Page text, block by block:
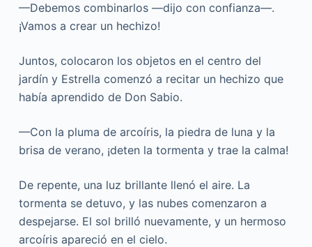
—Debemos combinarlos —dijo con confianza—.
¡Vamos a crear un hechizo!
Juntos, colocaron los objetos en el centro del
jardín y Estrella comenzó a recitar un hechizo que
había aprendido de Don Sabio.
—Con la pluma de arcoíris, la piedra de luna y la
brisa de verano, ¡deten la tormenta y trae la calma!
De repente, una luz brillante llenó el aire. La
tormenta se detuvo, y las nubes comenzaron a
despejarse. El sol brilló nuevamente, y un hermoso
arcoíris apareció en el cielo.